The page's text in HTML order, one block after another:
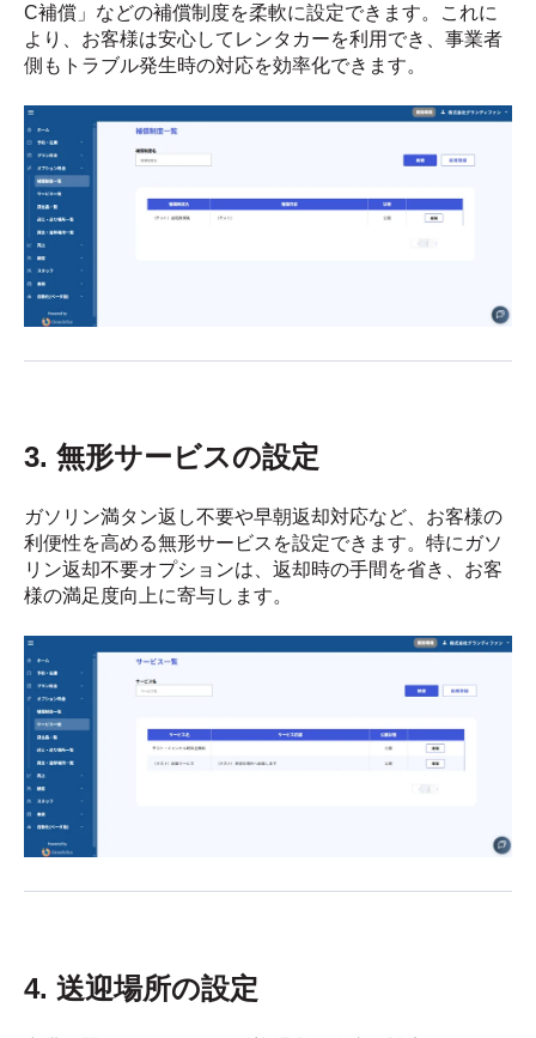
C補償」などの補償制度を柔軟に設定できます。これに
より、お客様は安心してレンタカーを利用でき、事業者
側もトラブル発生時の対応を効率化できます。
3. 無形サービスの設定
ガソリン満タン返し不要や早朝返却対応など、お客様の
利便性を高める無形サービスを設定できます。特にガソ
リン返却不要オプションは、返却時の手間を省き、お客
様の満足度向上に寄与します。
4. 送迎場所の設定